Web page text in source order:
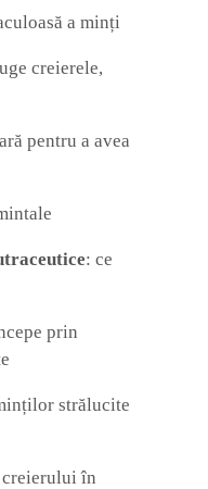
a minți
creierele,
pentru a avea
: ce
prin
strălucite
creierului în